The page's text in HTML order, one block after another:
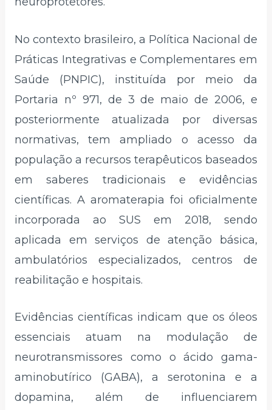
No contexto brasileiro, a Política Nacional de
Práticas Integrativas e Complementares em
Saúde (PNPIC), instituída por meio da
Portaria nº 971, de 3 de maio de 2006, e
posteriormente atualizada por diversas
normativas, tem ampliado o acesso da
população a recursos terapêuticos baseados
em saberes tradicionais e evidências
científicas. A aromaterapia foi oficialmente
incorporada ao SUS em 2018, sendo
aplicada em serviços de atenção básica,
ambulatórios especializados, centros de
reabilitação e hospitais.
Evidências científicas indicam que os óleos
essenciais atuam na modulação de
neurotransmissores como o ácido gama-
aminobutírico (GABA), a serotonina e a
dopamina, além de influenciarem